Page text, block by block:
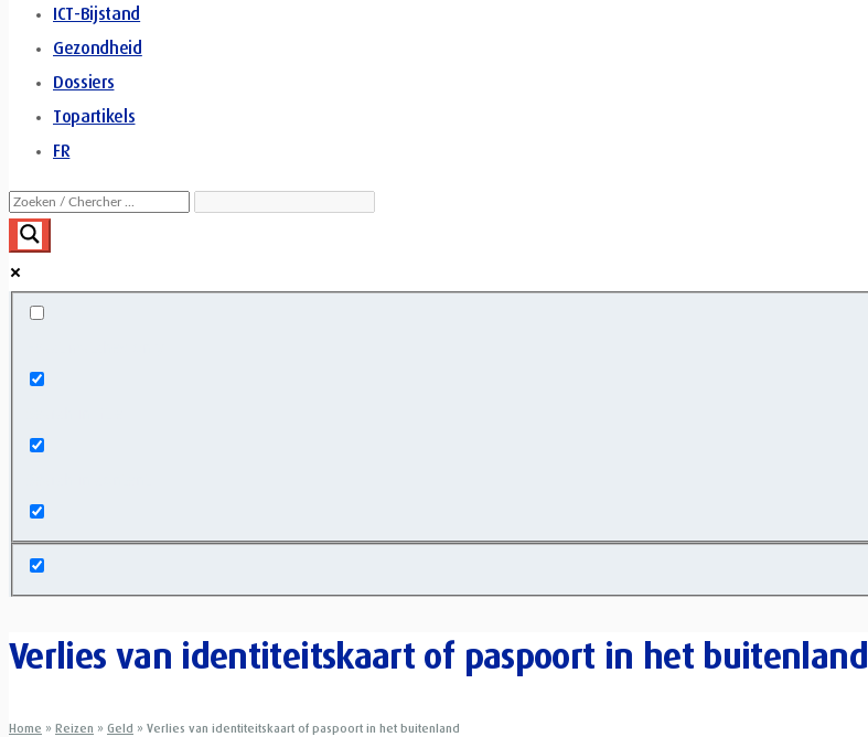
ICT-Bijstand
Gezondheid
Dossiers
Topartikels
FR
Verlies van identiteitskaart of paspoort in het buitenland
Home » Reizen » Geld » Verlies van identiteitskaart of paspoort in het buitenland